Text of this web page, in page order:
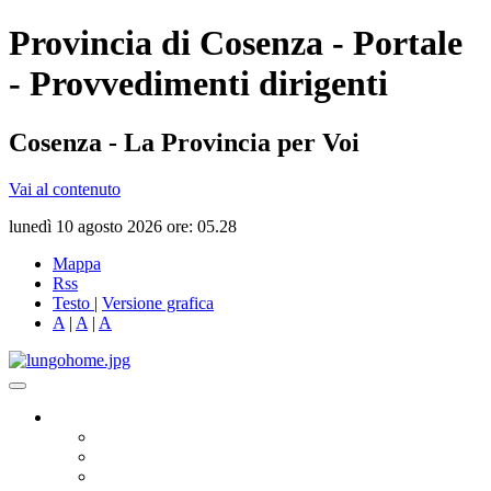
Provincia di Cosenza - Portale
- Provvedimenti dirigenti
Cosenza - La Provincia per Voi
Vai al contenuto
lunedì 10 agosto 2026 ore: 05.28
Mappa
Rss
Testo | Versione grafica
A | A | A